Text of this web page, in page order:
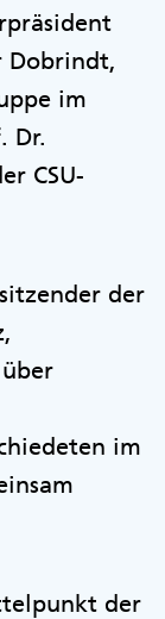
Dobrindt,
im
Dr.
CSU-
der
im
der